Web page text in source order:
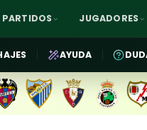
PARTIDOS JUGADORES
AYUDA